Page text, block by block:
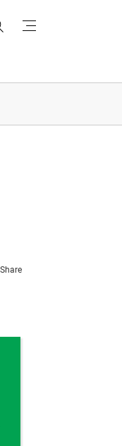
Share